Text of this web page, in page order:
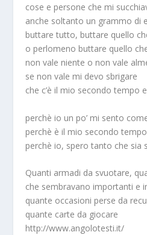
cose e persone che mi
anche soltanto un grammo di
buttare tutto, buttare quello
o perlomeno buttare quello
non vale niente o non vale
se non vale mi devo sbrigare
che c’è il mio secondo tempo
perchè io un po’ mi sento
perchè è il mio secondo
perchè io, spero tanto che sia
Quanti armadi da svuotare,
che sembravano importanti e
quante occasioni perse da
quante carte da giocare
http://www.angolotesti.it/